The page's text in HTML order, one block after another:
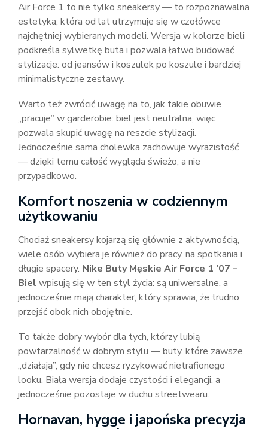
Air Force 1 to nie tylko sneakersy — to rozpoznawalna
estetyka, która od lat utrzymuje się w czołówce
najchętniej wybieranych modeli. Wersja w kolorze bieli
podkreśla sylwetkę buta i pozwala łatwo budować
stylizacje: od jeansów i koszulek po koszule i bardziej
minimalistyczne zestawy.
Warto też zwrócić uwagę na to, jak takie obuwie
„pracuje” w garderobie: biel jest neutralna, więc
pozwala skupić uwagę na reszcie stylizacji.
Jednocześnie sama cholewka zachowuje wyrazistość
— dzięki temu całość wygląda świeżo, a nie
przypadkowo.
Komfort noszenia w codziennym
użytkowaniu
Chociaż sneakersy kojarzą się głównie z aktywnością,
wiele osób wybiera je również do pracy, na spotkania i
długie spacery. Nike Buty Męskie Air Force 1 ’07 –
Biel wpisują się w ten styl życia: są uniwersalne, a
jednocześnie mają charakter, który sprawia, że trudno
przejść obok nich obojętnie.
To także dobry wybór dla tych, którzy lubią
powtarzalność w dobrym stylu — buty, które zawsze
„działają”, gdy nie chcesz ryzykować nietrafionego
looku. Biała wersja dodaje czystości i elegancji, a
jednocześnie pozostaje w duchu streetwearu.
Hornavan, hygge i japońska precyzja